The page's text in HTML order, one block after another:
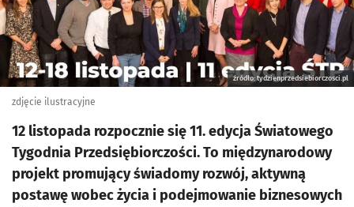
źródło: tydzienprzedsiebiorczosci.pl
zdjęcie ilustracyjne
12 listopada rozpocznie się 11. edycja Światowego
Tygodnia Przedsiębiorczości. To międzynarodowy
projekt promujący świadomy rozwój, aktywną
postawę wobec życia i podejmowanie biznesowych